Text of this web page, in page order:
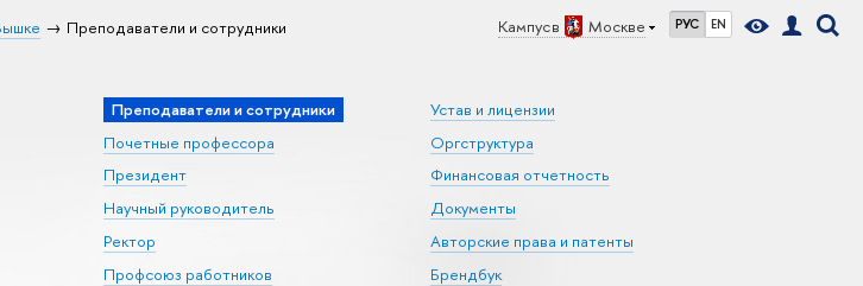
Кампус в Москве РУС EN
Преподаватели и сотрудники
Преподаватели и сотрудники
Почетные профессора
Президент
Научный руководитель
Ректор
Профсоюз работников
Устав и лицензии
Оргструктура
Финансовая отчетность
Документы
Авторские права и патенты
Брендбук